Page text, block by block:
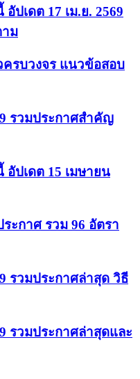
ปเดต 17 เม.ย. 2569
ม
ครบวงจร แนวข้อสอบ
รวมประกาศสำคัญ
อัปเดต 15 เมษายน
ะกาศ รวม 96 อัตรา
รวมประกาศล่าสุด วิธี
รวมประกาศล่าสุดและ